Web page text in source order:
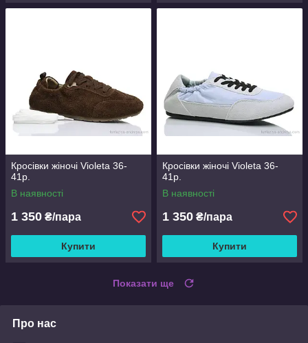
Кросівки жіночі Violeta 36-
41р.
В наявності
1 350 ₴/пара
Купити
Кросівки жіночі Violeta 36-
41р.
В наявності
1 350 ₴/пара
Купити
Показати ще
Про нас